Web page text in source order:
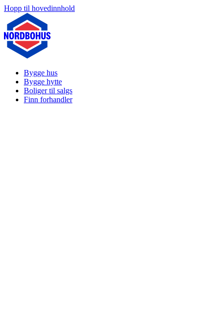
Hopp til hovedinnhold
Bygge hus
Bygge hytte
Boliger til salgs
Finn forhandler